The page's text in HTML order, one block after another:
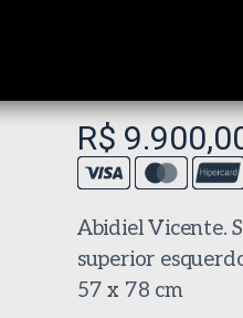
R$
Abidiel Vicente.
superior
57 x 78 cm